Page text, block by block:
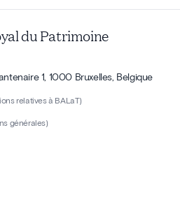
du Patrimoine
1, 1000 Bruxelles, Belgique
relatives à BALaT)
générales)